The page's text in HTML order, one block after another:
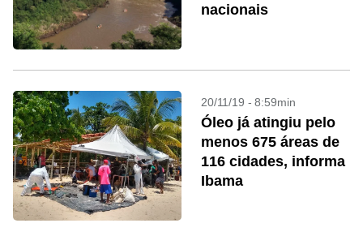
nacionais
20/11/19 - 8:59min
Óleo já atingiu pelo
menos 675 áreas de
116 cidades, informa
Ibama